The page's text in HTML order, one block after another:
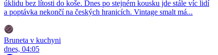
úklidu bez lítosti do koše. Dnes po stejném kousku jde stále víc lidí
a poptávka nekončí na českých hranicích. Vintage smalt má...
Bruneta v kuchyni
dnes, 04:05